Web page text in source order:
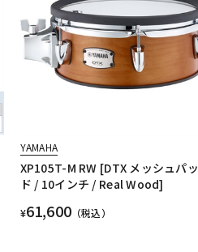
YAMAHA
XP105T-M RW [DTX メッシュパッ
ド / 10インチ / Real Wood]
¥61,600 （税込）